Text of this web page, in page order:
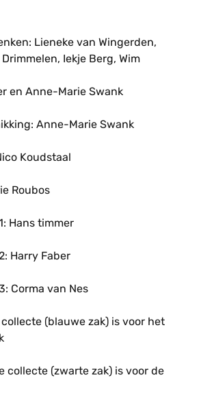
Lieneke van Wingerden,
Iekje Berg, Wim
en Anne-Marie Swank
Anne-Marie Swank
Koudstaal
Roubos
Hans timmer
Harry Faber
Corma van Nes
(blauwe zak) is voor het
collecte (zwarte zak) is voor de